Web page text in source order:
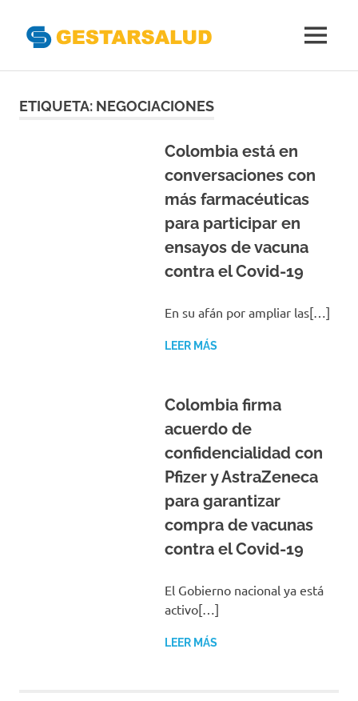
Gestoras
MENÚ
ETIQUETA: NEGOCIACIONES
Colombia está en
conversaciones con
más farmacéuticas
para participar en
ensayos de vacuna
contra el Covid-19
En su afán por ampliar las[…]
LEER MÁS
Colombia firma
acuerdo de
confidencialidad con
Pfizer y AstraZeneca
para garantizar
compra de vacunas
contra el Covid-19
El Gobierno nacional ya está
activo[…]
LEER MÁS